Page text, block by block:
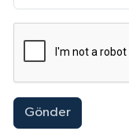
Gönder